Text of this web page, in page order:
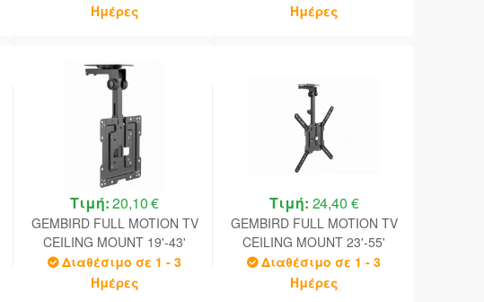
Ημέρες
Ημέρες
Τιμή:20,10 €
GEMBIRD FULL MOTION TV
CEILING MOUNT 19'-43'
VESA 200X200 BLACK
Διαθέσιμο σε 1 - 3
Ημέρες
Τιμή: 24,40 €
GEMBIRD FULL MOTION TV
CEILING MOUNT 23'-55'
VESA 400X400 BLACK
Διαθέσιμο σε 1 - 3
Ημέρες